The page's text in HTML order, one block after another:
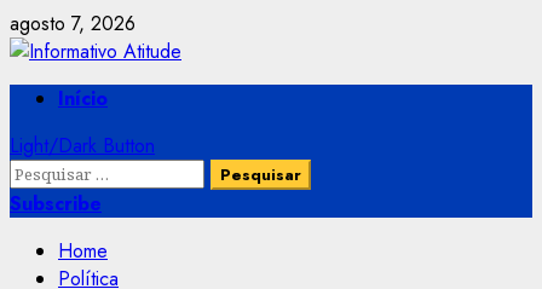
Skip
to
content
agosto 7, 2026
PrimaryInício
Light/Dark Button
Pesquisar
por:
Subscribe
Home
Política